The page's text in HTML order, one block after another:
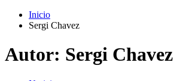
Inicio
Sergi Chavez
Autor: Sergi Chavez